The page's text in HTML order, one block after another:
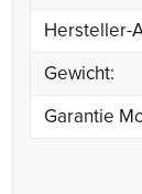
Hersteller-
Gewicht:
Garantie